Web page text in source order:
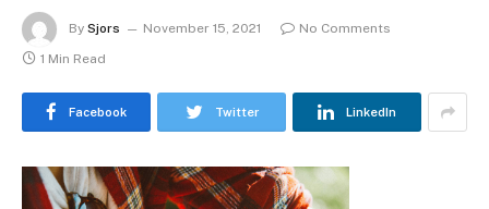
By Sjors November 15, 2021
No Comments
1 Min Read
Facebook Twitter LinkedIn